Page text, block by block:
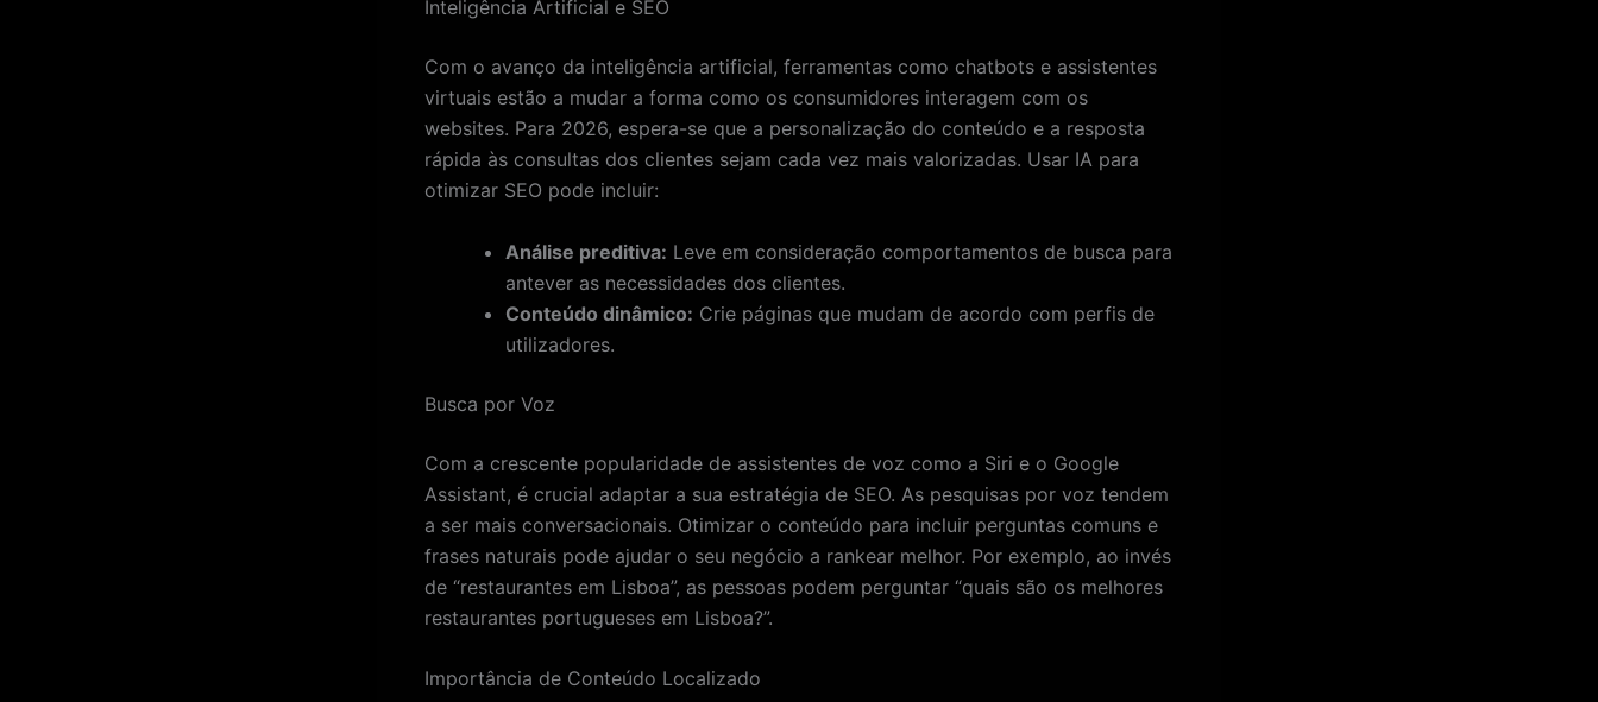
Inteligência Artificial e SEO
Com o avanço da inteligência artificial, ferramentas como chatbots e assistentes
virtuais estão a mudar a forma como os consumidores interagem com os
websites. Para 2026, espera-se que a personalização do conteúdo e a resposta
rápida às consultas dos clientes sejam cada vez mais valorizadas. Usar IA para
otimizar SEO pode incluir:
Análise preditiva: Leve em consideração comportamentos de busca para
antever as necessidades dos clientes.
Conteúdo dinâmico: Crie páginas que mudam de acordo com perfis de
utilizadores.
Busca por Voz
Com a crescente popularidade de assistentes de voz como a Siri e o Google
Assistant, é crucial adaptar a sua estratégia de SEO. As pesquisas por voz tendem
a ser mais conversacionais. Otimizar o conteúdo para incluir perguntas comuns e
frases naturais pode ajudar o seu negócio a rankear melhor. Por exemplo, ao invés
de “restaurantes em Lisboa”, as pessoas podem perguntar “quais são os melhores
restaurantes portugueses em Lisboa?”.
Importância de Conteúdo Localizado